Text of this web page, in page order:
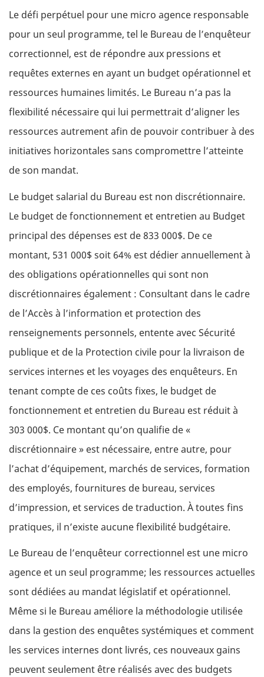
Le défi perpétuel pour une micro agence responsable
pour un seul programme, tel le Bureau de l’enquêteur
correctionnel, est de répondre aux pressions et
requêtes externes en ayant un budget opérationnel et
ressources humaines limités. Le Bureau n’a pas la
flexibilité nécessaire qui lui permettrait d’aligner les
ressources autrement afin de pouvoir contribuer à des
initiatives horizontales sans compromettre l’atteinte
de son mandat.
Le budget salarial du Bureau est non discrétionnaire.
Le budget de fonctionnement et entretien au Budget
principal des dépenses est de 833 000$. De ce
montant, 531 000$ soit 64% est dédier annuellement à
des obligations opérationnelles qui sont non
discrétionnaires également : Consultant dans le cadre
de l’Accès à l’information et protection des
renseignements personnels, entente avec Sécurité
publique et de la Protection civile pour la livraison de
services internes et les voyages des enquêteurs. En
tenant compte de ces coûts fixes, le budget de
fonctionnement et entretien du Bureau est réduit à
303 000$. Ce montant qu’on qualifie de «
discrétionnaire » est nécessaire, entre autre, pour
l’achat d’équipement, marchés de services, formation
des employés, fournitures de bureau, services
d’impression, et services de traduction. À toutes fins
pratiques, il n’existe aucune flexibilité budgétaire.
Le Bureau de l’enquêteur correctionnel est une micro
agence et un seul programme; les ressources actuelles
sont dédiées au mandat législatif et opérationnel.
Même si le Bureau améliore la méthodologie utilisée
dans la gestion des enquêtes systémiques et comment
les services internes dont livrés, ces nouveaux gains
peuvent seulement être réalisés avec des budgets